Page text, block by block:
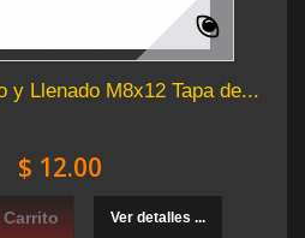
y Llenado M8x12 Tapa de...
$ 12.00
Ver detalles ...